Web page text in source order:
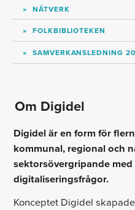
NÄTVERK
FOLKBIBLIOTEKEN
SAMVERKANSLEDNING
Om Digidel
Digidel är en form för
kommunal, regional och
sektorsövergripande
digitaliseringsfrågor.
Konceptet Digidel